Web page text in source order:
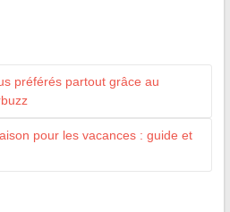
préférés partout grâce au
pour les vacances : guide et